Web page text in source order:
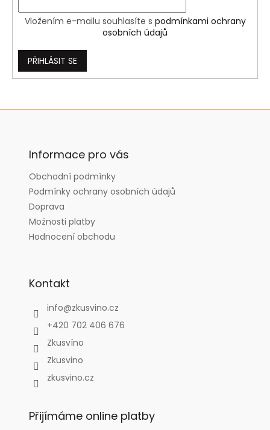
Vložením e-mailu souhlasíte s podmínkami ochrany
osobních údajů
PŘIHLÁSIT SE
Z
Informace pro vás
Obchodní podmínky
Podmínky ochrany osobních údajů
Doprava
Možnosti platby
Hodnocení obchodu
Kontakt
info@zkusvino.cz
+420 702 406 676
Zkusvíno
Zkusvino
zkusvino.cz
Přijímáme online platby